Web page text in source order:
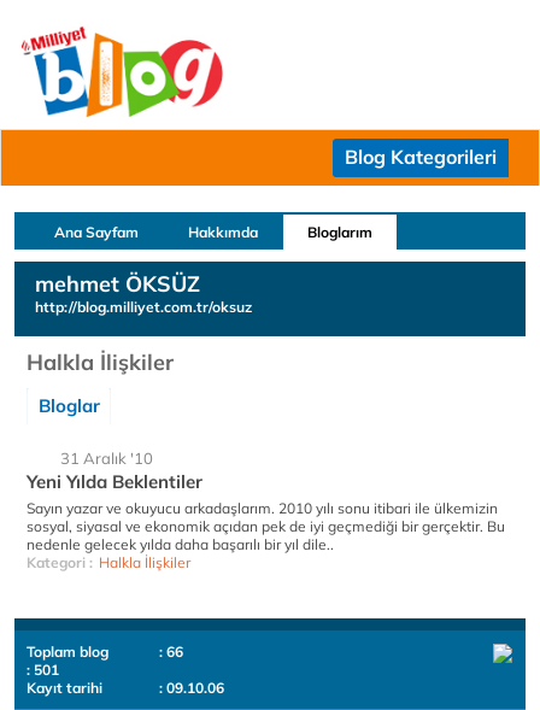
Blog Kategorileri
Ana Sayfam Hakkımda Bloglarım
mehmet ÖKSÜZ
http://blog.milliyet.com.tr/oksuz
Halkla İlişkiler
Bloglar
31 Aralık '10
Yeni Yılda Beklentiler
Sayın yazar ve okuyucu arkadaşlarım. 2010 yılı sonu itibari ile ülkemizin
sosyal, siyasal ve ekonomik açıdan pek de iyi geçmediği bir gerçektir. Bu
nedenle gelecek yılda daha başarılı bir yıl dile..
Kategori : Halkla İlişkiler
Toplam blog
: 66
: 501
Kayıt tarihi
: 09.10.06